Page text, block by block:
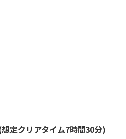
定クリアタイム7時間30分)